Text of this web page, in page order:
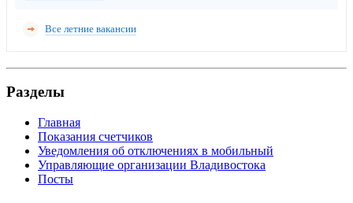
Все летние вакансии
Разделы
Главная
Показания счетчиков
Уведомления об отключениях в мобильный
Управляющие организации Владивостока
Посты